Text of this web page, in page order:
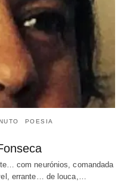
POESIA
com neurónios, comandada
errante… de louca,…